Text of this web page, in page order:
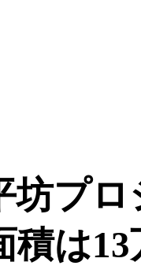
坊プ
積は